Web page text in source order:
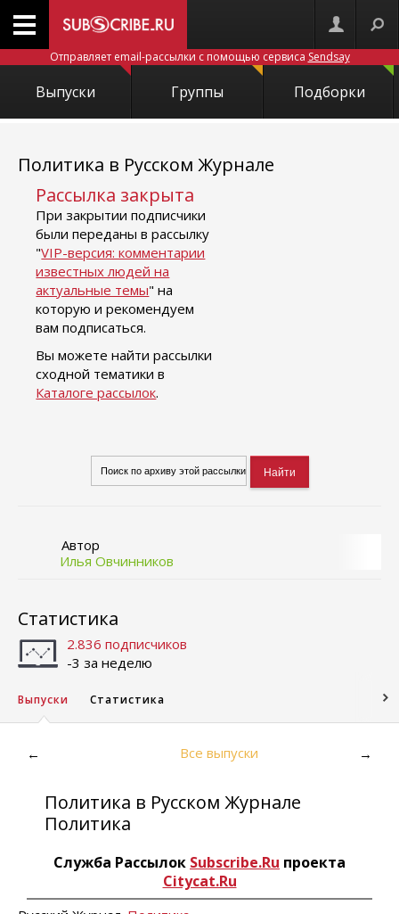
Отправляет email-рассылки с помощью сервиса Sendsay
Выпуски Группы Подборки
Политика в Русском Журнале
Рассылка закрыта
При закрытии подписчики
были переданы в рассылку
"VIP-версия: комментарии
известных людей на
актуальные темы" на
которую и рекомендуем
вам подписаться.
Вы можете найти рассылки
сходной тематики в
Каталоге рассылок.
Автор
Илья Овчинников
Статистика
2.836 подписчиков
-3 за неделю
Выпуски Статистика
← Все выпуски →
Политика в Русском Журнале
Политика
Служба Рассылок Subscribe.Ru проекта
Citycat.Ru